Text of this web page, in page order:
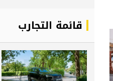
قائمة التجارب